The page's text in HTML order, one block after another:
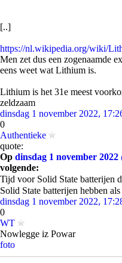
[..]
https://nl.wikipedia.org/wiki/
Men zet dus een zogenaamde
eens weet wat Lithium is.
Lithium is het 31e meest
zeldzaam
dinsdag 1 november 2022,
0
Authentieke
quote:
Op dinsdag 1 november 2022
volgende:
Tijd voor Solid State batterijen
Solid State batterijen hebben
dinsdag 1 november 2022,
0
WT
Nowlegge iz Powar
foto